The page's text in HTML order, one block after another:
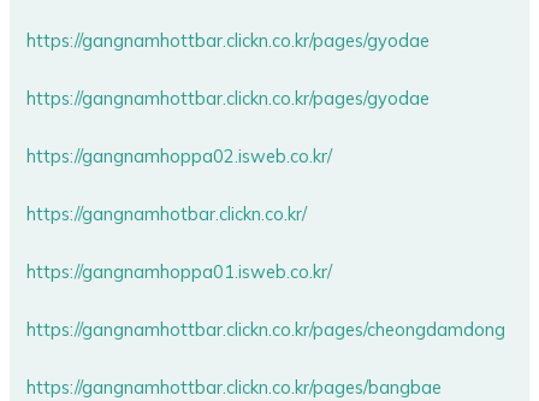
https://gangnamhottbar.clickn.co.kr/pages/gyodae
https://gangnamhottbar.clickn.co.kr/pages/gyodae
https://gangnamhoppa02.isweb.co.kr/
https://gangnamhotbar.clickn.co.kr/
https://gangnamhoppa01.isweb.co.kr/
https://gangnamhottbar.clickn.co.kr/pages/cheongdamdong
https://gangnamhottbar.clickn.co.kr/pages/bangbae